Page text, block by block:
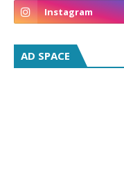
AD SPACE